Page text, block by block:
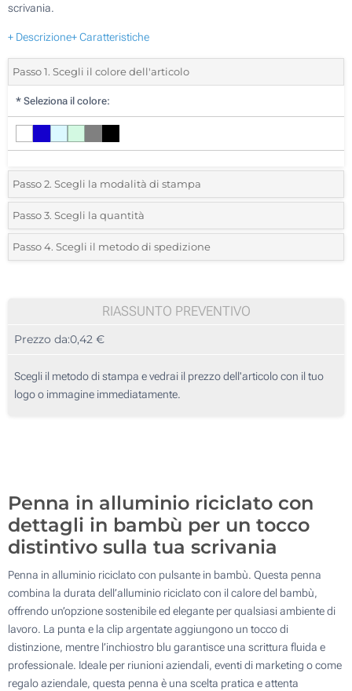
scrivania.
+ Descrizione+ Caratteristiche
Passo 1. Scegli il colore dell'articolo
* Seleziona il colore:
Passo 2. Scegli la modalità di stampa
*Seleziona la posizione di stampa e il colore del vostro logo:
Incisione Laser (Su un lato)
Passo 3. Scegli la quantità
*Quantità desiderata:
50
125
250
Passo 4. Scegli il metodo di spedizione
RIASSUNTO PREVENTIVO
Prezzo da:0,42 €
Scegli il metodo di stampa e vedrai il prezzo dell'articolo con il tuo
logo o immagine immediatamente.
Penna in alluminio riciclato con
dettagli in bambù per un tocco
distintivo sulla tua scrivania
Penna in alluminio riciclato con pulsante in bambù. Questa penna
combina la durata dell’alluminio riciclato con il calore del bambù,
offrendo un’opzione sostenibile ed elegante per qualsiasi ambiente di
lavoro. La punta e la clip argentate aggiungono un tocco di
distinzione, mentre l’inchiostro blu garantisce una scrittura fluida e
professionale. Ideale per riunioni aziendali, eventi di marketing o come
regalo aziendale, questa penna è una scelta pratica e attenta